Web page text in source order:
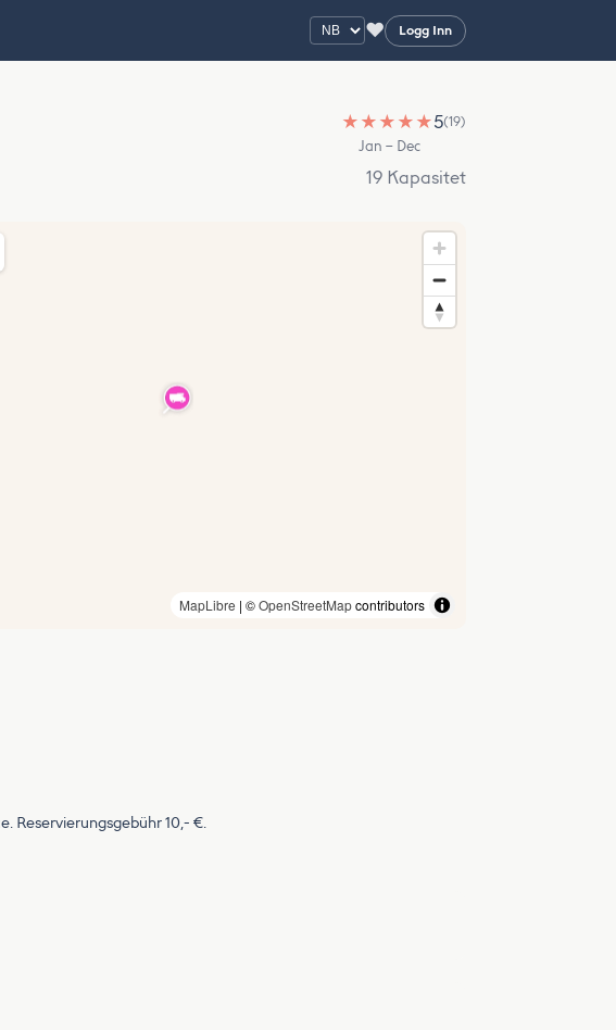
♥ Logg Inn
★ ★ ★ ★ ★5(19)
Jan – Dec
19 Kapasitet
MapLibre | ©OpenStreetMapcontributors
Reservierungsgebühr 10,- €.